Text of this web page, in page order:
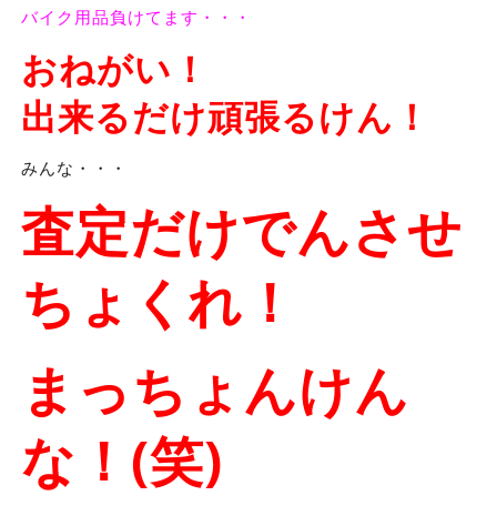
バイク用品負けてます・・・
おねがい！
出来るだけ頑張るけん！
みんな・・・
査定だけでんさせ
ちょくれ！
まっちょんけん
な！(笑)